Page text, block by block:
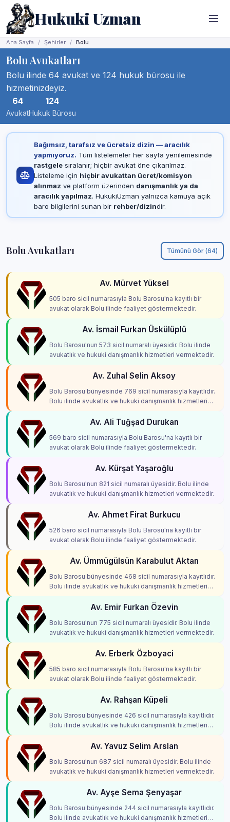
Hukuki Uzman
Ana Sayfa Şehirler Bolu
Bolu Avukatları
Bolu ilinde 64 avukat ve 124 hukuk bürosu ile
hizmetinizdeyiz.
64
Avukat
124
Hukuk Bürosu
Bağımsız, tarafsız ve ücretsiz dizin — aracılık
yapmıyoruz. Tüm listelemeler her sayfa yenilemesinde
rastgelesıralanır; hiçbir avukat öne çıkarılmaz.
Listeleme için hiçbir avukattan ücret/komisyon
alınmaz ve platform üzerinden danışmanlık ya da
aracılık yapılmaz. HukukiUzman yalnızca kamuya açık
baro bilgilerini sunan bir rehber/dizindir.
Bolu Avukatları Tümünü Gör (64)
Av. Mürvet Yüksel
505 baro sicil numarasıyla Bolu Barosu'na kayıtlı bir
avukat olarak Bolu ilinde faaliyet göstermektedir.
Av. İsmail Furkan Üskülüplü
Bolu Barosu'nun 573 sicil numaralı üyesidir. Bolu ilinde
avukatlık ve hukuki danışmanlık hizmetleri vermektedir.
Av. Zuhal Selin Aksoy
Bolu Barosu bünyesinde 769 sicil numarasıyla kayıtlıdır.
Bolu ilinde avukatlık ve hukuki danışmanlık hizmetleri
Av. Ali Tuğşad Durukan
569 baro sicil numarasıyla Bolu Barosu'na kayıtlı bir
avukat olarak Bolu ilinde faaliyet göstermektedir.
Av. Kürşat Yaşaroğlu
Bolu Barosu'nun 821 sicil numaralı üyesidir. Bolu ilinde
avukatlık ve hukuki danışmanlık hizmetleri vermektedir.
Av. Ahmet Firat Burkucu
526 baro sicil numarasıyla Bolu Barosu'na kayıtlı bir
avukat olarak Bolu ilinde faaliyet göstermektedir.
Av. Ümmügülsün Karabulut Aktan
Bolu Barosu bünyesinde 468 sicil numarasıyla kayıtlıdır.
Bolu ilinde avukatlık ve hukuki danışmanlık hizmetleri
Av. Emir Furkan Özevin
Bolu Barosu'nun 775 sicil numaralı üyesidir. Bolu ilinde
avukatlık ve hukuki danışmanlık hizmetleri vermektedir.
Av. Erberk Özboyaci
585 baro sicil numarasıyla Bolu Barosu'na kayıtlı bir
avukat olarak Bolu ilinde faaliyet göstermektedir.
Av. Rahşan Küpeli
Bolu Barosu bünyesinde 426 sicil numarasıyla kayıtlıdır.
Bolu ilinde avukatlık ve hukuki danışmanlık hizmetleri
Av. Yavuz Selim Arslan
Bolu Barosu'nun 687 sicil numaralı üyesidir. Bolu ilinde
avukatlık ve hukuki danışmanlık hizmetleri vermektedir.
Av. Ayşe Sema Şenyaşar
Bolu Barosu bünyesinde 244 sicil numarasıyla kayıtlıdır.
Bolu ilinde avukatlık ve hukuki danışmanlık hizmetleri